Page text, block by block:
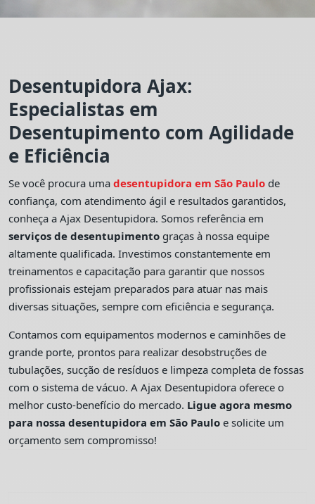
Desentupidora Ajax:
Especialistas em
Desentupimento com Agilidade
e Eficiência
Se você procura umadesentupidora em São Paulo de
confiança, com atendimento ágil e resultados garantidos,
conheça a Ajax Desentupidora. Somos referência em
serviços de desentupimento graças à nossa equipe
altamente qualificada. Investimos constantemente em
treinamentos e capacitação para garantir que nossos
profissionais estejam preparados para atuar nas mais
diversas situações, sempre com eficiência e segurança.
Contamos com equipamentos modernos e caminhões de
grande porte, prontos para realizar desobstruções de
tubulações, sucção de resíduos e limpeza completa de fossas
com o sistema de vácuo. A Ajax Desentupidora oferece o
melhor custo-benefício do mercado. Ligue agora mesmo
para nossa desentupidora em São Paulo e solicite um
orçamento sem compromisso!